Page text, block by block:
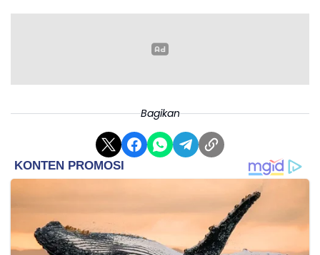
dikembangkan dengan konsep yang diberi nama
jalur yang menghubungkan Museum Pajajaran hingga
sebelumnya dilalui dalam kirab budaya.
Melalui revitalisasi tersebut, pemerintah berharap
Museum Pajajaran dapat berfungsi lebih optimal
sebagai pusat edukasi sejarah, pelestarian budaya
Sunda, sekaligus destinasi wisata budaya yang
menarik bagi masyarakat dan wisatawan.
Bagikan